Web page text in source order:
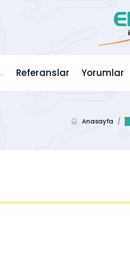
Referanslar Yorumlar
Anasayfa /